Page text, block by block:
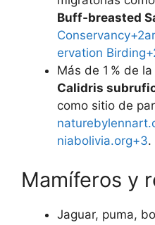
Buff‑breasted
ervation
Más de 1 % de
Calidris
como sitio de
niabolivia.org+3.
Mamíferos y
Jaguar, puma,